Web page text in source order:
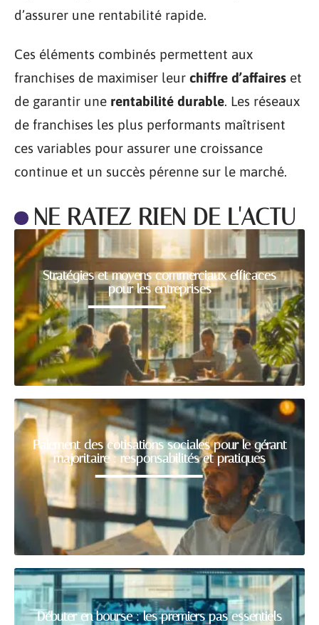
d’assurer une rentabilité rapide.
Ces éléments combinés permettent aux
franchises de maximiser leur chiffre d’affaires et
de garantir une rentabilité durable. Les réseaux
de franchises les plus performants maîtrisent
ces variables pour assurer une croissance
continue et un succès pérenne sur le marché.
NE RATEZ RIEN DE L'ACTU
Stratégies et moyens commerciaux efficaces
pour les entreprises
Paiement des cotisations sociales pour le gérant
majoritaire : responsabilités et pratiques
Débuter en bourse : les premiers pas essentiels